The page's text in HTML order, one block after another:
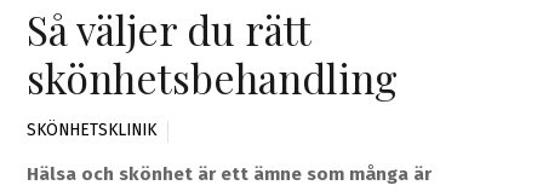
Så väljer du rätt
skönhetsbehandling
SKÖNHETSKLINIK
Hälsa och skönhet är ett ämne som många är